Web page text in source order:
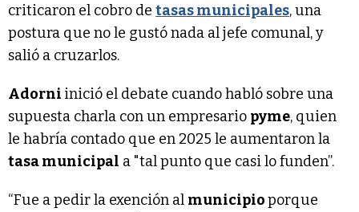
criticaron el cobro de tasas municipales, una
postura que no le gustó nada al jefe comunal, y
salió a cruzarlos.
Adorni inició el debate cuando habló sobre una
supuesta charla con un empresario pyme, quien
le habría contado que en 2025 le aumentaron la
tasa municipal a "tal punto que casi lo funden”.
“Fue a pedir la exención al municipioporque